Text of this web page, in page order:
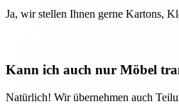
Ja, wir stellen Ihnen gerne Kartons,
Kann ich auch nur Möbel
Natürlich! Wir übernehmen auch